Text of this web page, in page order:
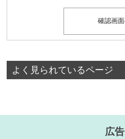
よく見られているページ
広告